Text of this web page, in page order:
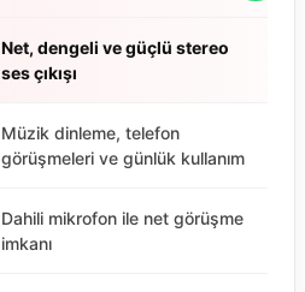
Net, dengeli ve güçlü stereo
ses çıkışı
Müzik dinleme, telefon
görüşmeleri ve günlük kullanım
Dahili mikrofon ile net görüşme
imkanı